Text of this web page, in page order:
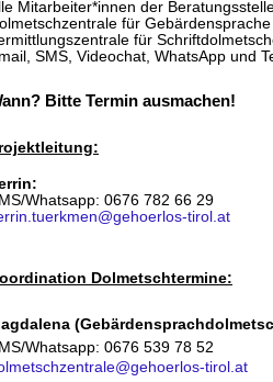
Mitarbeiter*innen der
für
für
SMS, Videochat, WhatsApp und
Bitte Termin ausmachen!
Whatsapp: 0676 782 66 29
tirol.at
Dolmetschtermine:
Whatsapp: 0676 539 78 52
tirol.at